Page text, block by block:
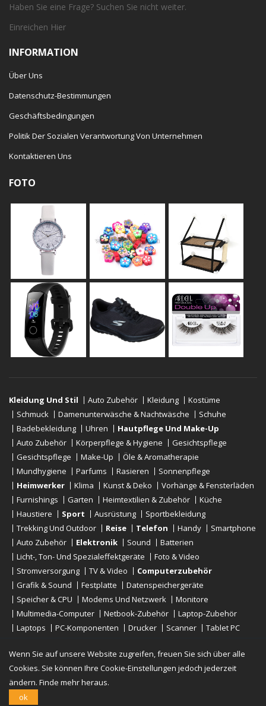
Haben Sie eine Frage? Suchen Sie nicht weiter.
Einreichen Hier
INFORMATION
Über Uns
Datenschutz-Bestimmungen
Geschäftsbedingungen
Politik Der Sozialen Verantwortung Von Unternehmen
Kontaktieren Uns
FOTO
Kleidung Und Stil Auto Zubehör Kleidung
Kostüme
Schmuck
Damenunterwäsche & Nachtwäsche
Schuhe
Badebekleidung
Uhren
Hautpflege Und Make-Up
Auto Zubehör
Körperpflege & Hygiene
Gesichtspflege
Gesichtspflege
Make-Up
Öle & Aromatherapie
Mundhygiene
Parfums Rasieren
Sonnenpflege
Heimwerker
Klima Kunst & Deko
Vorhänge & Fensterläden
Furnishings
Garten Heimtextilien & Zubehör
Küche
Haustiere
Sport Ausrüstung
Sportbekleidung
Trekking Und Outdoor
Reise Telefon Handy
Smartphone
Auto Zubehör
Elektronik Sound
Batterien
Licht-, Ton- Und Spezialeffektgeräte
Foto & Video
Stromversorgung
TV & Video
Computerzubehör
Grafik & Sound
Festplatte
Datenspeichergeräte
Speicher & CPU
Modems Und Netzwerk
Monitore
Multimedia-Computer
Netbook-Zubehör
Laptop-Zubehör
Laptops
PC-Komponenten Drucker Scanner
Tablet PC
Urheberrechte © 2019 - 2026
Wenn Sie auf unsere Website zugreifen, freuen Sie sich über alle
Cookies. Sie können Ihre Cookie-Einstellungen jedoch jederzeit
ändern. Finde mehr heraus.
ok